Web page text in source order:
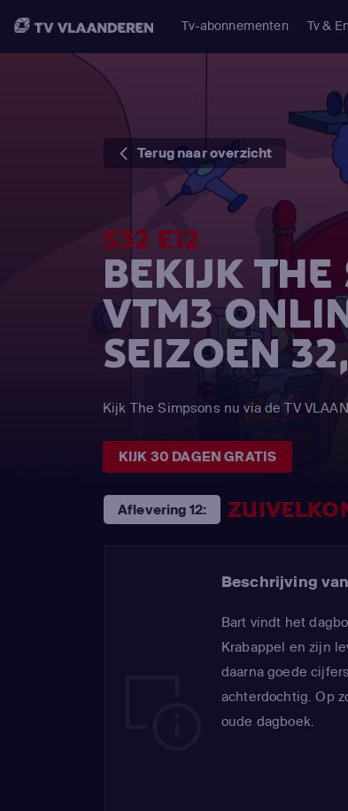
Tv-abonnementen Tv &
Terug naar overzicht
S32 E12
BEKIJK
VTM3
SEIZOEN
Kijk The Simpsons nu via de TV
KIJK 30 DAGEN GRATIS
Aflevering 12:
Beschrijving
Bart vindt het
Krabappel en zijn
daarna goede
achterdochtig. Op
oude dagboek.